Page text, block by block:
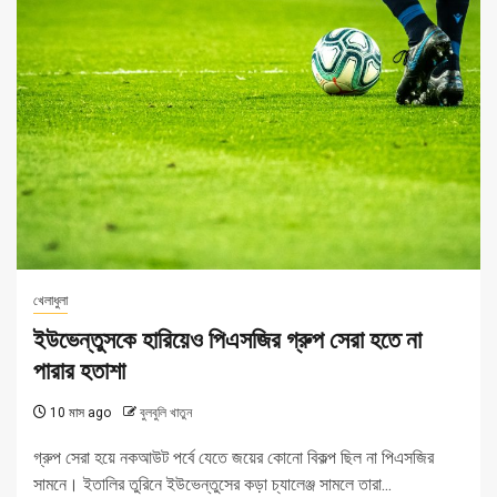
খেলাধুলা
ইউভেন্তুসকে হারিয়েও পিএসজির গ্রুপ সেরা হতে না
পারার হতাশা
10 মাস ago বুলবুলি খাতুন
গ্রুপ সেরা হয়ে নকআউট পর্বে যেতে জয়ের কোনো বিকল্প ছিল না পিএসজির
সামনে। ইতালির তুরিনে ইউভেন্তুসের কড়া চ্যালেঞ্জ সামলে তারা...